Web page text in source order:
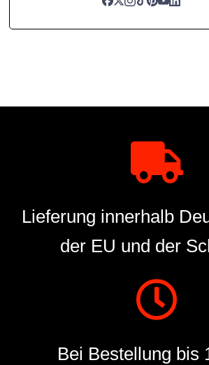
Lieferung innerhalb
der EU und der
Bei Bestellung bis